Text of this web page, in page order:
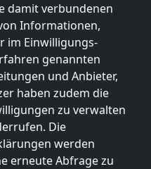
damit verbundenen
Informationen,
im Einwilligungs-
genannten
und Anbieter,
haben zudem die
zu verwalten
Die
werden
erneute Abfrage zu